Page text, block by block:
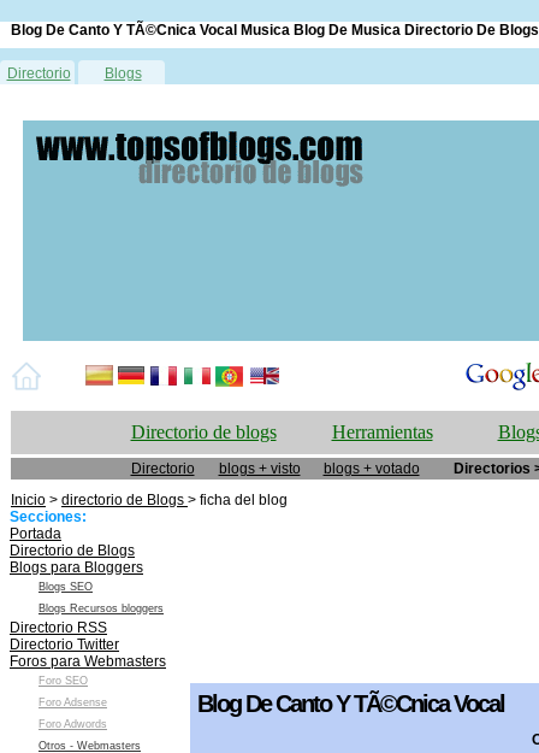
Blog De Canto Y TÃ©cnica Vocal Musica Blog De Musica Directorio De Blogs
Directorio Blogs
Directorio de blogs Herramientas
Directorio blogs + visto blogs + votado
Directorios
Inicio > directorio de Blogs > ficha del blog
Secciones:
Portada
Directorio de Blogs
Blogs para Bloggers
Blogs SEO
Blogs Recursos bloggers
Directorio RSS
Directorio Twitter
Foros para Webmasters
Foro SEO
Foro Adsense
Foro Adwords
Otros - Webmasters
Blog De Canto Y TÃ©cnica Vocal